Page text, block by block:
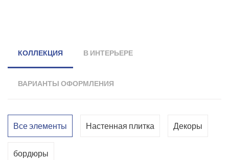
КОЛЛЕКЦИЯ В ИНТЕРЬЕРЕ
ВАРИАНТЫ ОФОРМЛЕНИЯ
Все элементы Настенная плитка Декоры
бордюры